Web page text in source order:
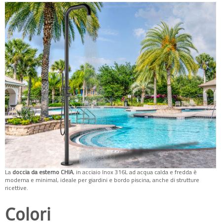
La doccia da esterno CHIA, in acciaio Inox 316L ad acqua calda e fredda è
moderna e minimal, ideale per giardini e bordo piscina, anche di strutture
ricettive.
Colori